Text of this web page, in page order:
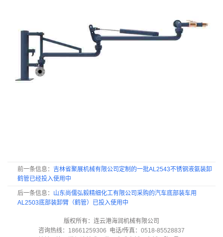
前一条信息： 吉林省聚展机械有限公司定制的一批AL2543不锈钢液氨装卸
鹤管已经投入使用中
后一条信息： 山东尚儒弘毅精细化工有限公司采购的汽车底部装车用
AL2503底部装卸臂（鹤管）已投入使用中
版权所有：连云港海润机械有限公司
咨询热线： 18661259306 电话/传真： 0518-85528837